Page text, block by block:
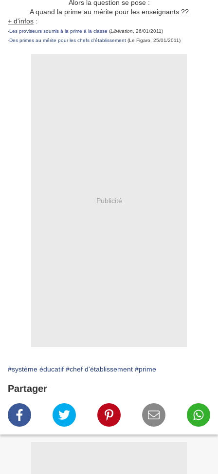
Alors la question se pose :
A quand la prime au mérite pour les enseignants ??
+ d'infos :
-Les proviseurs soumis à la prime à la classe (Libération , 26/01/2011)
-Des primes au mérite pour les chefs d'établissement (Le Figaro, 25/01/2011)
Publicité
#système éducatif #chef d'établissement #prime
Partager